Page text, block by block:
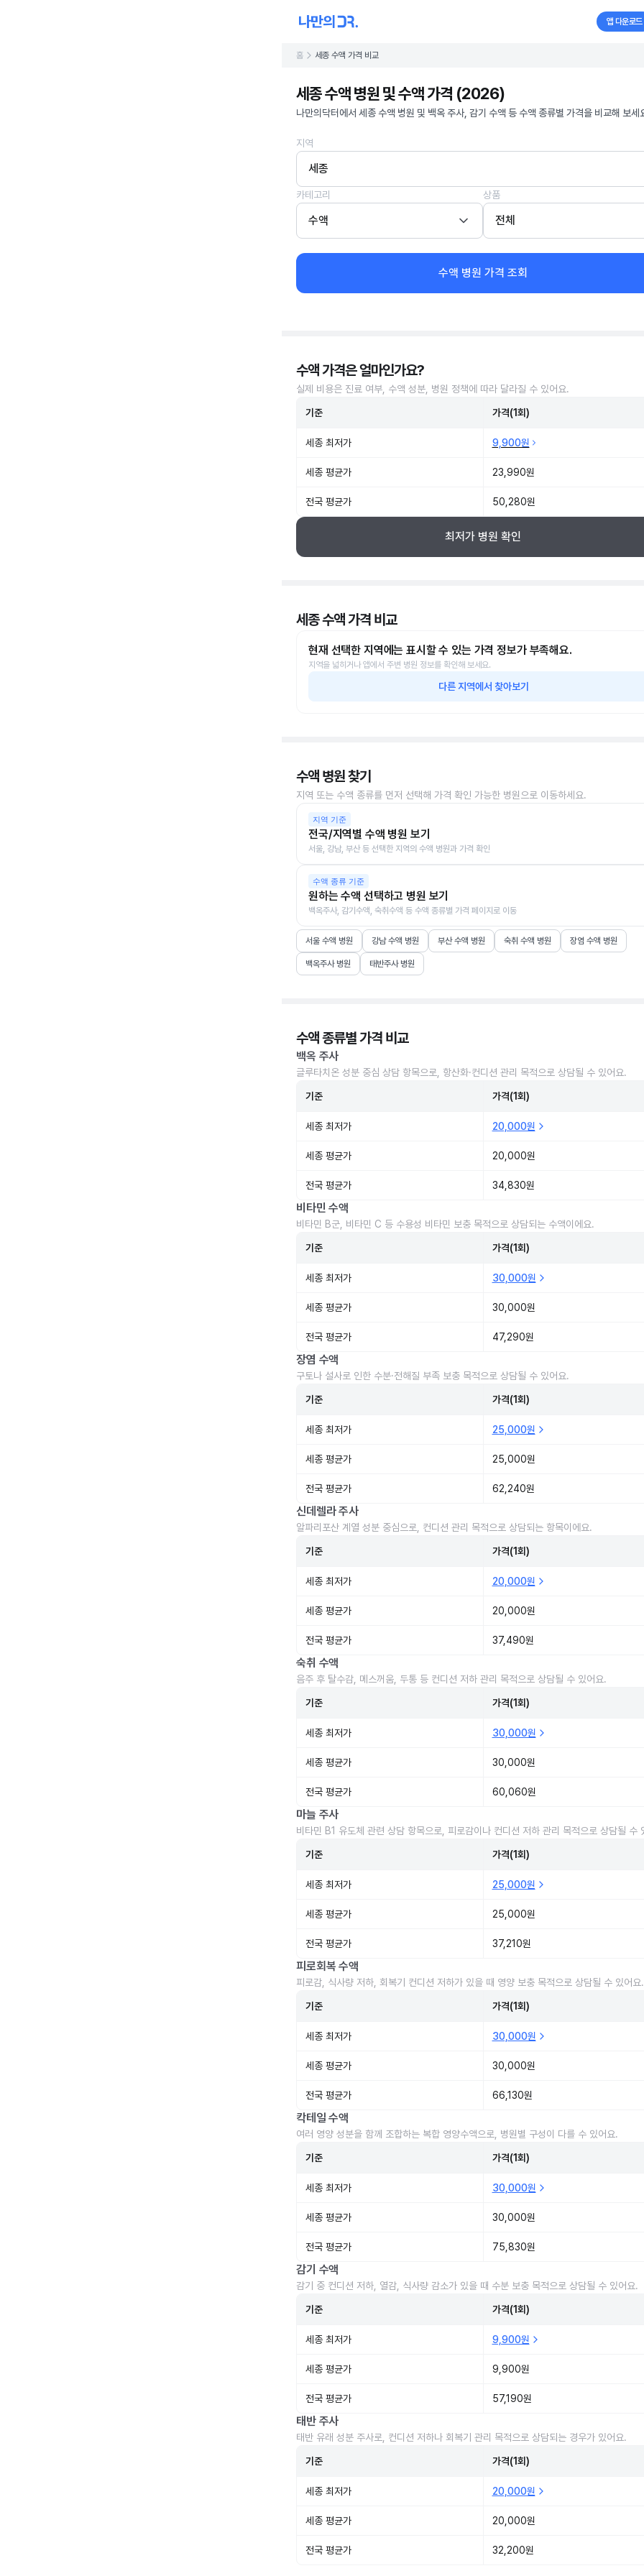
앱 다운로드
홈 세종 수액 가격 비교
세종 수액 병원 및 수액 가격 (2026)
나만의닥터에서 세종 수액 병원 및 백옥 주사, 감기 수액 등 수액 종류별 가격을 비교해 보세
지역
세종
카테고리
수액
상품
전체
수액 병원 가격 조회
수액 가격은 얼마인가요?
실제 비용은 진료 여부, 수액 성분, 병원 정책에 따라 달라질 수 있어요.
기준 가격(1회)
세종 최저가 9,900원
세종 평균가 23,990원
전국 평균가 50,280원
최저가 병원 확인
세종 수액 가격 비교
현재 선택한 지역에는 표시할 수 있는 가격 정보가 부족해요.
지역을 넓히거나 앱에서 주변 병원 정보를 확인해 보세요.
다른 지역에서 찾아보기
수액 병원 찾기
지역 또는 수액 종류를 먼저 선택해 가격 확인 가능한 병원으로 이동하세요.
지역 기준
전국/지역별 수액 병원 보기
서울, 강남, 부산 등 선택한 지역의 수액 병원과 가격 확인
수액 종류 기준
원하는 수액 선택하고 병원 보기
백옥주사, 감기수액, 숙취수액 등 수액 종류별 가격 페이지로 이동
서울 수액 병원 강남 수액 병원 부산 수액 병원 숙취 수액 병원 장염 수액 병원
백옥주사 병원 태반주사 병원
수액 종류별 가격 비교
백옥 주사
글루타치온 성분 중심 상담 항목으로, 항산화·컨디션 관리 목적으로 상담될 수 있어요.
기준 가격(1회)
세종 최저가 20,000원
세종 평균가 20,000원
전국 평균가 34,830원
비타민 수액
비타민 B군, 비타민 C 등 수용성 비타민 보충 목적으로 상담되는 수액이에요.
기준 가격(1회)
세종 최저가 30,000원
세종 평균가 30,000원
전국 평균가 47,290원
장염 수액
구토나 설사로 인한 수분·전해질 부족 보충 목적으로 상담될 수 있어요.
기준 가격(1회)
세종 최저가 25,000원
세종 평균가 25,000원
전국 평균가 62,240원
신데렐라 주사
알파리포산 계열 성분 중심으로, 컨디션 관리 목적으로 상담되는 항목이에요.
기준 가격(1회)
세종 최저가 20,000원
세종 평균가 20,000원
전국 평균가 37,490원
숙취 수액
음주 후 탈수감, 메스꺼움, 두통 등 컨디션 저하 관리 목적으로 상담될 수 있어요.
기준 가격(1회)
세종 최저가 30,000원
세종 평균가 30,000원
전국 평균가 60,060원
마늘 주사
비타민 B1 유도체 관련 상담 항목으로, 피로감이나 컨디션 저하 관리 목적으로 상담될 수
기준 가격(1회)
세종 최저가 25,000원
세종 평균가 25,000원
전국 평균가 37,210원
피로회복 수액
피로감, 식사량 저하, 회복기 컨디션 저하가 있을 때 영양 보충 목적으로 상담될 수 있어요.
기준 가격(1회)
세종 최저가 30,000원
세종 평균가 30,000원
전국 평균가 66,130원
칵테일 수액
여러 영양 성분을 함께 조합하는 복합 영양수액으로, 병원별 구성이 다를 수 있어요.
기준 가격(1회)
세종 최저가 30,000원
세종 평균가 30,000원
전국 평균가 75,830원
감기 수액
감기 중 컨디션 저하, 열감, 식사량 감소가 있을 때 수분 보충 목적으로 상담될 수 있어요.
기준 가격(1회)
세종 최저가 9,900원
세종 평균가 9,900원
전국 평균가 57,190원
태반 주사
태반 유래 성분 주사로, 컨디션 저하나 회복기 관리 목적으로 상담되는 경우가 있어요.
기준 가격(1회)
세종 최저가 20,000원
세종 평균가 20,000원
전국 평균가 32,200원